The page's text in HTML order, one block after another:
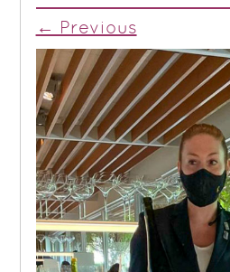
← Previous